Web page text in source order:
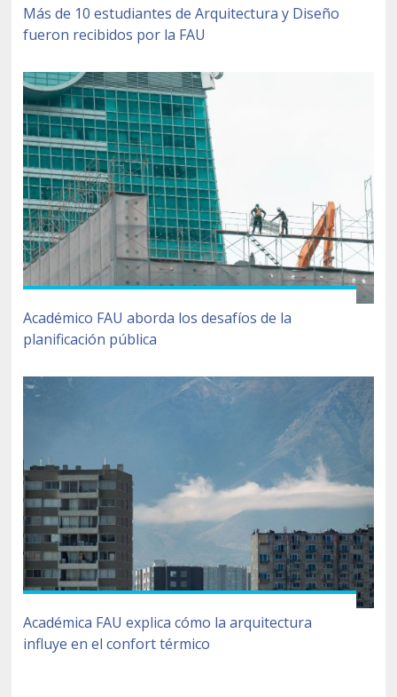
Más de 10 estudiantes de Arquitectura y Diseño
fueron recibidos por la FAU
Académico FAU aborda los desafíos de la
planificación pública
Académica FAU explica cómo la arquitectura
influye en el confort térmico